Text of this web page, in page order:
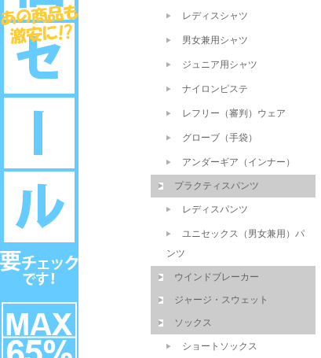
レディスシャツ
男女兼用シャツ
ジュニア用シャツ
ナイロンピステ
レフリー（審判）ウェア
グローブ（手袋）
アンダーギア（インナー）
プラクティスパンツ
レディスパンツ
ユニセックス（男女兼用）パ
ンツ
ウインドブレーカー
ジャージ・スウェット
ソックス
ショートソックス